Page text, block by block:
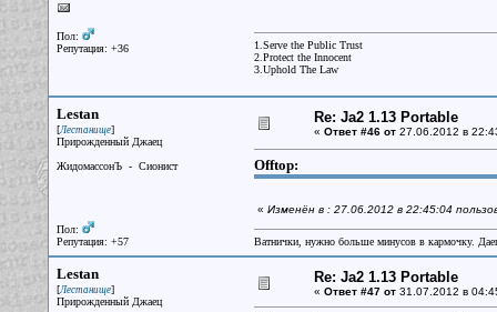
Пол:
Репутация: +36
1.Serve the Public Trust
2.Protect the Innocent
3.Uphold The Law
Lestan
[Лестанище]
Прирожденный Джаец
ЖидомассонЪ - Сионист
Пол:
Репутация: +57
Re: Ja2 1.13 Portable
« Ответ #46 от27.06.2012 в
Offtop:
« Изменён в : 27.06.2012 в 22:45:04
Ватнички, нужно больше минусов в кармочку.
Lestan
[Лестанище]
Прирожденный Джаец
Re: Ja2 1.13 Portable
« Ответ #47 от31.07.2012 в